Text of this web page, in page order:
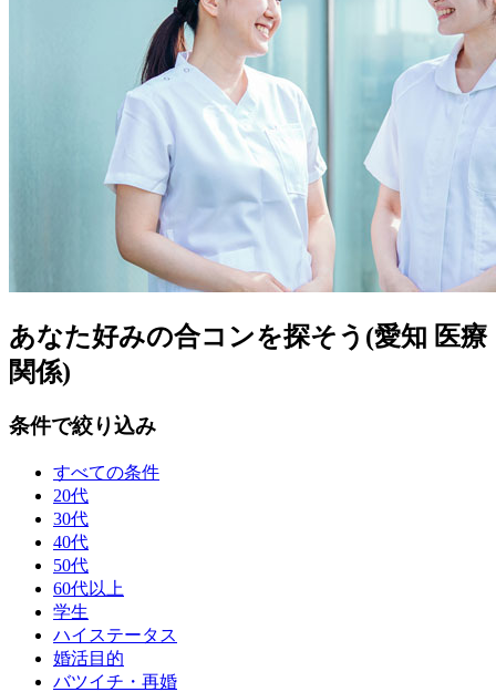
あなた好みの合コンを探そう(愛知 医療
関係)
条件で絞り込み
すべての条件
20代
30代
40代
50代
60代以上
学生
ハイステータス
婚活目的
バツイチ・再婚